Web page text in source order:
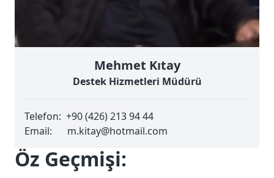
Mehmet Kıtay
Destek Hizmetleri Müdürü
Telefon: +90 (426) 213 94 44
Email:
m.kitay@hotmail.com
Öz Geçmişi: